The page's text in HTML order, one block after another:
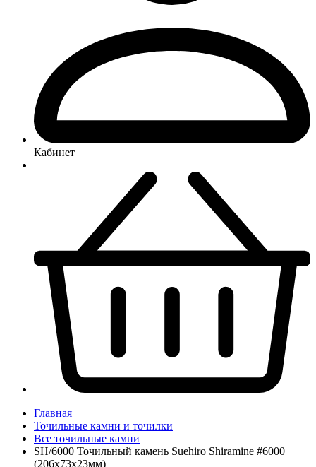
Кабинет
Главная
Точильные камни и точилки
Все точильные камни
SH/6000 Точильный камень Suehiro Shiramine #6000
(206х73х23мм)